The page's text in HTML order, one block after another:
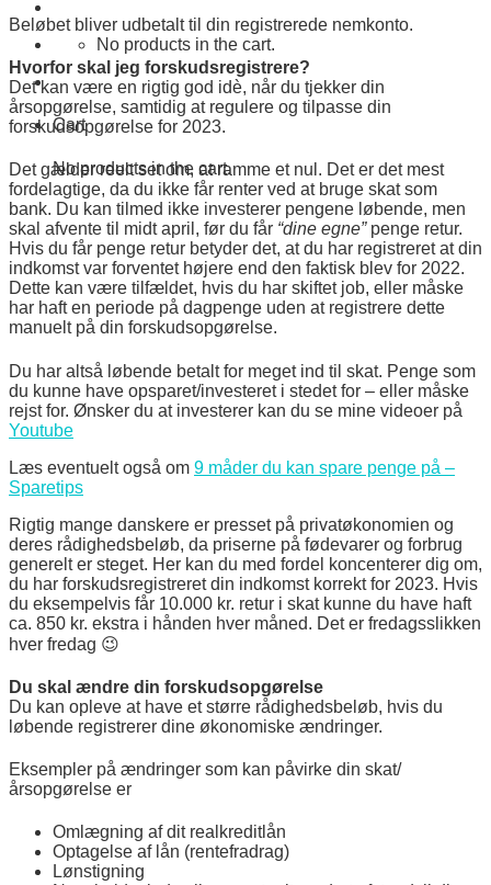
No products in the cart.
Cart
No products in the cart.
Beløbet bliver udbetalt til din registrerede nemkonto.
Hvorfor skal jeg forskudsregistrere?
Det kan være en rigtig god idè, når du tjekker din
årsopgørelse, samtidig at regulere og tilpasse din
forskudsopgørelse for 2023.
Det gælder reelt set om, at ramme et nul. Det er det mest
fordelagtige, da du ikke får renter ved at bruge skat som
bank. Du kan tilmed ikke investerer pengene løbende, men
skal afvente til midt april, før du får “dine egne”penge retur.
Hvis du får penge retur betyder det, at du har registreret at din
indkomst var forventet højere end den faktisk blev for 2022.
Dette kan være tilfældet, hvis du har skiftet job, eller måske
har haft en periode på dagpenge uden at registrere dette
manuelt på din forskudsopgørelse.
Du har altså løbende betalt for meget ind til skat. Penge som
du kunne have opsparet/investeret i stedet for – eller måske
rejst for. Ønsker du at investerer kan du se mine videoer på
Youtube
Læs eventuelt også om 9 måder du kan spare penge på –
Sparetips
Rigtig mange danskere er presset på privatøkonomien og
deres rådighedsbeløb, da priserne på fødevarer og forbrug
generelt er steget. Her kan du med fordel koncenterer dig om,
du har forskudsregistreret din indkomst korrekt for 2023. Hvis
du eksempelvis får 10.000 kr. retur i skat kunne du have haft
ca. 850 kr. ekstra i hånden hver måned. Det er fredagsslikken
hver fredag 😉
Du skal ændre din forskudsopgørelse
Du kan opleve at have et større rådighedsbeløb, hvis du
løbende registrerer dine økonomiske ændringer.
Eksempler på ændringer som kan påvirke din skat/
årsopgørelse er
Omlægning af dit realkreditlån
Optagelse af lån (rentefradrag)
Lønstigning